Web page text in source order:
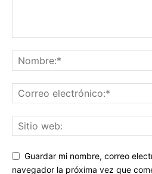
Guardar mi nombre, correo
navegador la próxima vez que